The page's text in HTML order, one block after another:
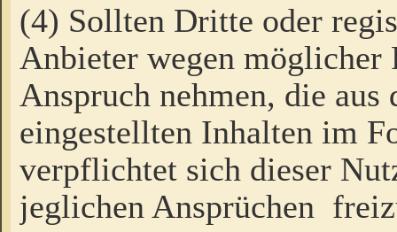
(4) Sollten Dritte oder
Anbieter wegen möglicher
Anspruch nehmen, die
eingestellten Inhalten im
verpflichtet sich dieser
jeglichen Ansprüchen